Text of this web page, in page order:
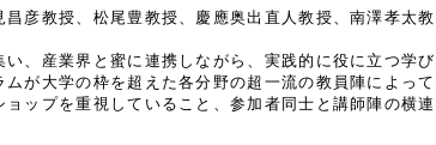
彦教授、松尾豊教授、慶應奥出直人教授、南澤孝太
、産業界と蜜に連携しながら、実践的に役に立つ学
が大学の枠を超えた各分野の超一流の教員陣によっ
ップを重視していること、参加者同士と講師陣の横